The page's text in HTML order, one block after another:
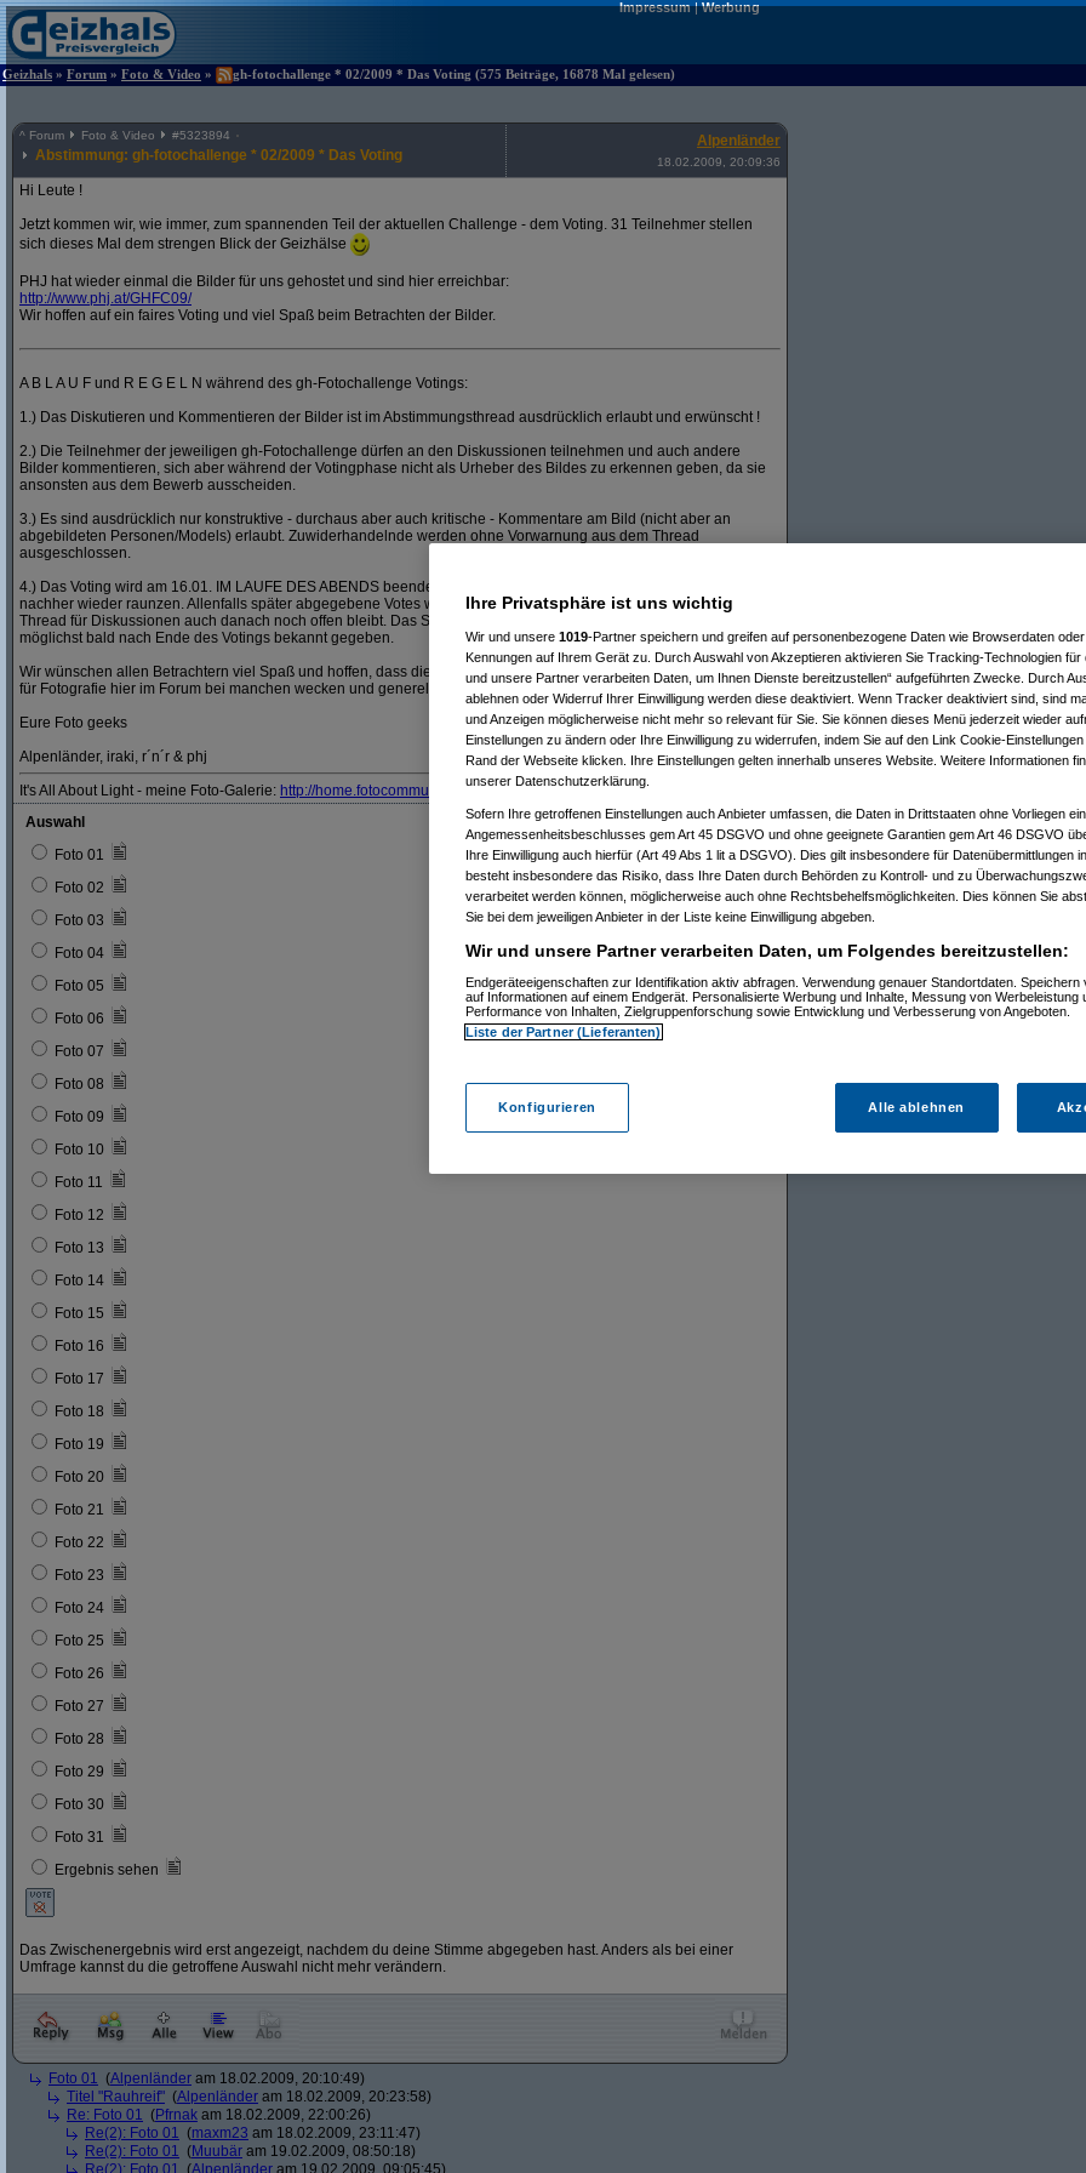
Impressum|Werbung
Geizhals » Forum » Foto & Video » gh-fotochallenge * 02/2009 * Das Voting (575 Beiträge, 16878 Mal gelesen)
^ Forum Foto & Video #5323894
Abstimmung: gh-fotochallenge * 02/2009 * Das Voting
Alpenländer
18.02.2009, 20:09:36
Hi Leute !
Jetzt kommen wir, wie immer, zum spannenden Teil der aktuellen Challenge - dem Voting. 31 Teilnehmer stellen
sich dieses Mal dem strengen Blick der Geizhälse
PHJ hat wieder einmal die Bilder für uns gehostet und sind hier erreichbar:
http://www.phj.at/GHFC09/
Wir hoffen auf ein faires Voting und viel Spaß beim Betrachten der Bilder.
A B L A U F und R E G E L N während des gh-Fotochallenge Votings:
1.) Das Diskutieren und Kommentieren der Bilder ist im Abstimmungsthread ausdrücklich erlaubt und erwünscht !
2.) Die Teilnehmer der jeweiligen gh-Fotochallenge dürfen an den Diskussionen teilnehmen und auch andere
Bilder kommentieren, sich aber während der Votingphase nicht als Urheber des Bildes zu erkennen geben, da sie
ansonsten aus dem Bewerb ausscheiden.
3.) Es sind ausdrücklich nur konstruktive - durchaus aber auch kritische - Kommentare am Bild (nicht aber an
abgebildeten Personen/Models) erlaubt. Zuwiderhandelnde werden ohne Vorwarnung aus dem Thread
ausgeschlossen.
4.) Das Voting wird am 16.01. IM LAUFE DES ABENDS beendet, also nicht bis am letzten Drücker warten und
nachher wieder raunzen. Allenfalls später abgegebene Votes werden nicht mehr berücksichtigt, auch wenn der
Thread für Diskussionen auch danach noch offen bleibt. Das Siegerbild und der/die Fotograf/in dazu werden
möglichst bald nach Ende des Votings bekannt gegeben.
Wir wünschen allen Betrachtern viel Spaß und hoffen, dass die Teilnehmer dieser gh-Fotochallenge das Interesse
für Fotografie hier im Forum bei manchen wecken und generell weiter beleben konnten.
Eure Foto geeks
Alpenländer, iraki, r´n´r & phj
It's All About Light - meine Foto-Galerie: http://home.fotocommunity.de/miro.nik
Auswahl
Foto 01
Foto 02
Foto 03
Foto 04
Foto 05
Foto 06
Foto 07
Foto 08
Foto 09
Foto 10
Foto 11
Foto 12
Foto 13
Foto 14
Foto 15
Foto 16
Foto 17
Foto 18
Foto 19
Foto 20
Foto 21
Foto 22
Foto 23
Foto 24
Foto 25
Foto 26
Foto 27
Foto 28
Foto 29
Foto 30
Foto 31
Ergebnis sehen
Das Zwischenergebnis wird erst angezeigt, nachdem du deine Stimme abgegeben hast. Anders als bei einer
Umfrage kannst du die getroffene Auswahl nicht mehr verändern.
Foto 01 (Alpenländer am 18.02.2009, 20:10:49)
Titel "Rauhreif" (Alpenländer am 18.02.2009, 20:23:58)
Re: Foto 01 (Pfrnak am 18.02.2009, 22:00:26)
Re(2): Foto 01 (maxm23 am 18.02.2009, 23:11:47)
Re(2): Foto 01 (Muubär am 19.02.2009, 08:50:18)
Re(2): Foto 01
(Alpenländer am 19.02.2009, 09:05:45)
Ihre Privatsphäre ist uns wichtig
Wir und unsere 1019-Partner speichern und greifen auf personenbezogene Daten wie Browserdaten
Kennungen auf Ihrem Gerät zu. Durch Auswahl von Akzeptieren aktivieren Sie Tracking-Technologien für
und unsere Partner verarbeiten Daten, um Ihnen Dienste bereitzustellen“ aufgeführten Zwecke. Durch
ablehnen oder Widerruf Ihrer Einwilligung werden diese deaktiviert. Wenn Tracker deaktiviert sind, sind
und Anzeigen möglicherweise nicht mehr so relevant für Sie. Sie können dieses Menü jederzeit wieder
Einstellungen zu ändern oder Ihre Einwilligung zu widerrufen, indem Sie auf den Link Cookie-
Rand der Webseite klicken. Ihre Einstellungen gelten innerhalb unseres Website. Weitere Informationen
unserer Datenschutzerklärung.
Sofern Ihre getroffenen Einstellungen auch Anbieter umfassen, die Daten in Drittstaaten ohne Vorliegen
Angemessenheitsbeschlusses gem Art 45 DSGVO und ohne geeignete Garantien gem Art 46 DSGVO
Ihre Einwilligung auch hierfür (Art 49 Abs 1 lit a DSGVO). Dies gilt insbesondere für Datenübermittlungen
besteht insbesondere das Risiko, dass Ihre Daten durch Behörden zu Kontroll- und zu
verarbeitet werden können, möglicherweise auch ohne Rechtsbehelfsmöglichkeiten. Dies können Sie
Sie bei dem jeweiligen Anbieter in der Liste keine Einwilligung abgeben.
Wir und unsere Partner verarbeiten Daten, um Folgendes bereitzustellen:
Endgeräteeigenschaften zur Identifikation aktiv abfragen. Verwendung genauer Standortdaten. Speichern
auf Informationen auf einem Endgerät. Personalisierte Werbung und Inhalte, Messung von Werbeleistung
Performance von Inhalten, Zielgruppenforschung sowie Entwicklung und Verbesserung von Angeboten.
Liste der Partner (Lieferanten)
Konfigurieren Alle ablehnen